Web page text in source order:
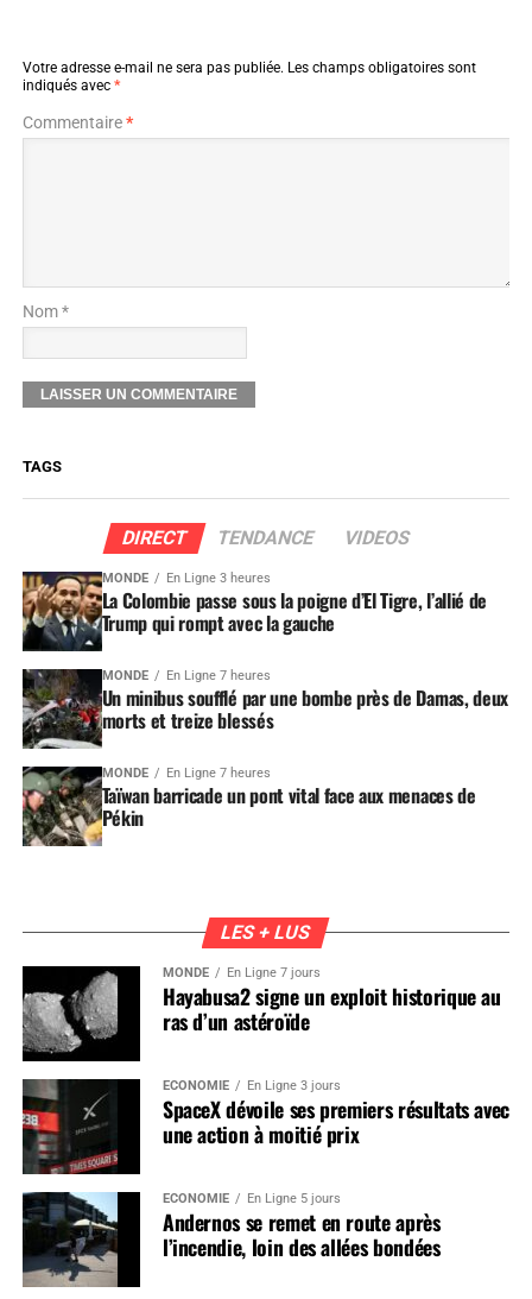
Votre adresse e-mail ne sera pas publiée. Les champs obligatoires sont
indiqués avec *
Commentaire*
Nom *
TAGS
DIRECT TENDANCE VIDEOS
MONDE En Ligne 3 heures
La Colombie passe sous la poigne d’El Tigre, l’allié de
Trump qui rompt avec la gauche
MONDE En Ligne 7 heures
Un minibus soufflé par une bombe près de Damas, deux
morts et treize blessés
MONDE En Ligne 7 heures
Taïwan barricade un pont vital face aux menaces de
Pékin
LES + LUS
MONDE En Ligne 7 jours
Hayabusa2 signe un exploit historique au
ras d’un astéroïde
ÉCONOMIE En Ligne 3 jours
SpaceX dévoile ses premiers résultats avec
une action à moitié prix
ÉCONOMIE En Ligne 5 jours
Andernos se remet en route après
l’incendie, loin des allées bondées